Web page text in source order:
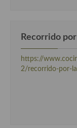
Recorrido
https://
2/recorrido-por-